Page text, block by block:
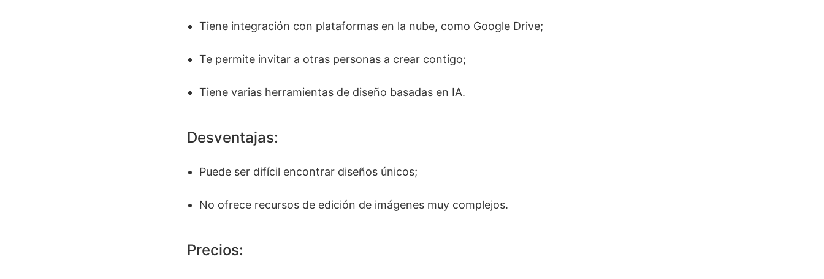
Tiene integración con plataformas en la nube, como Google Drive;
Te permite invitar a otras personas a crear contigo;
Tiene varias herramientas de diseño basadas en IA.
Desventajas:
Puede ser difícil encontrar diseños únicos;
No ofrece recursos de edición de imágenes muy complejos.
Precios: